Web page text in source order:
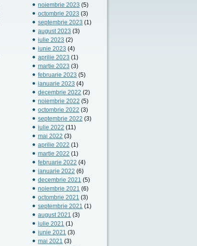
noiembrie 2023 (5)
octombrie 2023 (3)
septembrie 2023 (1)
august 2023 (3)
iulie 2023 (2)
iunie 2023 (4)
aprilie 2023 (1)
martie 2023 (3)
februarie 2023 (5)
ianuarie 2023 (4)
decembrie 2022 (2)
noiembrie 2022 (5)
octombrie 2022 (3)
septembrie 2022 (3)
iulie 2022 (11)
mai 2022 (3)
aprilie 2022 (1)
martie 2022 (1)
februarie 2022 (4)
ianuarie 2022 (6)
decembrie 2021 (5)
noiembrie 2021 (6)
octombrie 2021 (3)
septembrie 2021 (1)
august 2021 (3)
iulie 2021 (1)
iunie 2021 (3)
mai 2021 (3)